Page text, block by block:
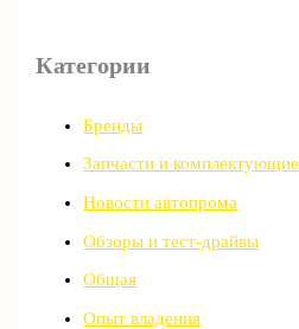
Категории
Бренды
Запчасти и комплектующие
Новости автопрома
Обзоры и тест-драйвы
Общая
Опыт владения